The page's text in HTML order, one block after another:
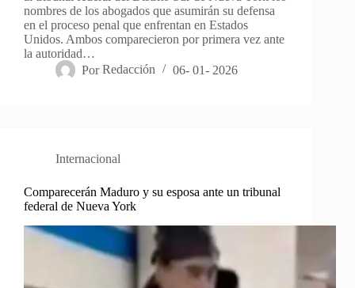
nombres de los abogados que asumirán su defensa
en el proceso penal que enfrentan en Estados
Unidos. Ambos comparecieron por primera vez ante
la autoridad…
Por Redacción 06- 01- 2026
Internacional
Comparecerán Maduro y su esposa ante un tribunal
federal de Nueva York